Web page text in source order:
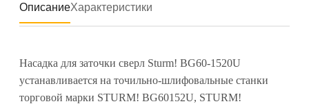
ОписаниеХарактеристики
Насадка для заточки сверл Sturm! BG60-1520U
устанавливается на точильно-шлифовальные станки
торговой марки STURM! BG60152U, STURM!